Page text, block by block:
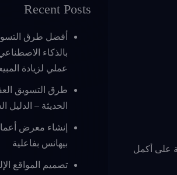
على أكمل
Recent Posts
أفضل طرق
بالذكاء
عملي لزيادة
طرق التسويق
الحديثة – الدليل
إنشاء معرض
بيهانس بفاعلية
تصميم المواقع